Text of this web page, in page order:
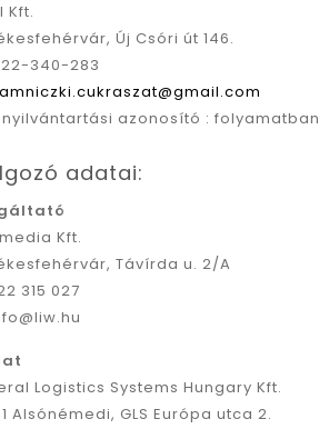
Kft.
Új Csóri út 146.
340-283
azonosító : folyamatban
adatai:
Kft.
Távírda u. 2/A
315 027
Logistics Systems Hungary Kft.
Alsónémedi, GLS Európa utca 2.